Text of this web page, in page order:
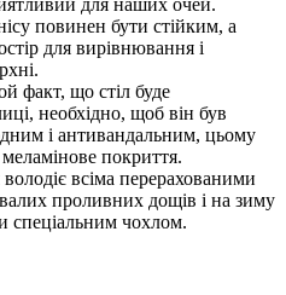
повинен бути стійким, а
для вирівнювання і
факт, що стіл буде
необхідно, щоб він був
і антивандальним, цьому
покриття.
всіма перерахованими
проливних дощів і на зиму
спеціальним чохлом.